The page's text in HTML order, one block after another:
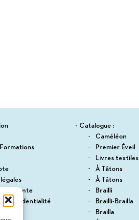
de vente
confidentialité
Catalogue :
Caméléon
Premier Éveil
Livres textiles
À Tâtons
À Tâtons
Brailli
Brailli-Brailla
Brailla